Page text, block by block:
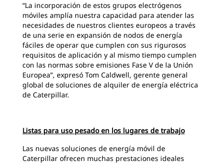
“La incorporación de estos grupos electrógenos
móviles amplía nuestra capacidad para atender las
necesidades de nuestros clientes europeos a través
de una serie en expansión de nodos de energía
fáciles de operar que cumplen con sus rigurosos
requisitos de aplicación y al mismo tiempo cumplen
con las normas sobre emisiones Fase V de la Unión
Europea”, expresó Tom Caldwell, gerente general
global de soluciones de alquiler de energía eléctrica
de Caterpillar.
Listas para uso pesado en los lugares de trabajo
Las nuevas soluciones de energía móvil de
Caterpillar ofrecen muchas prestaciones ideales